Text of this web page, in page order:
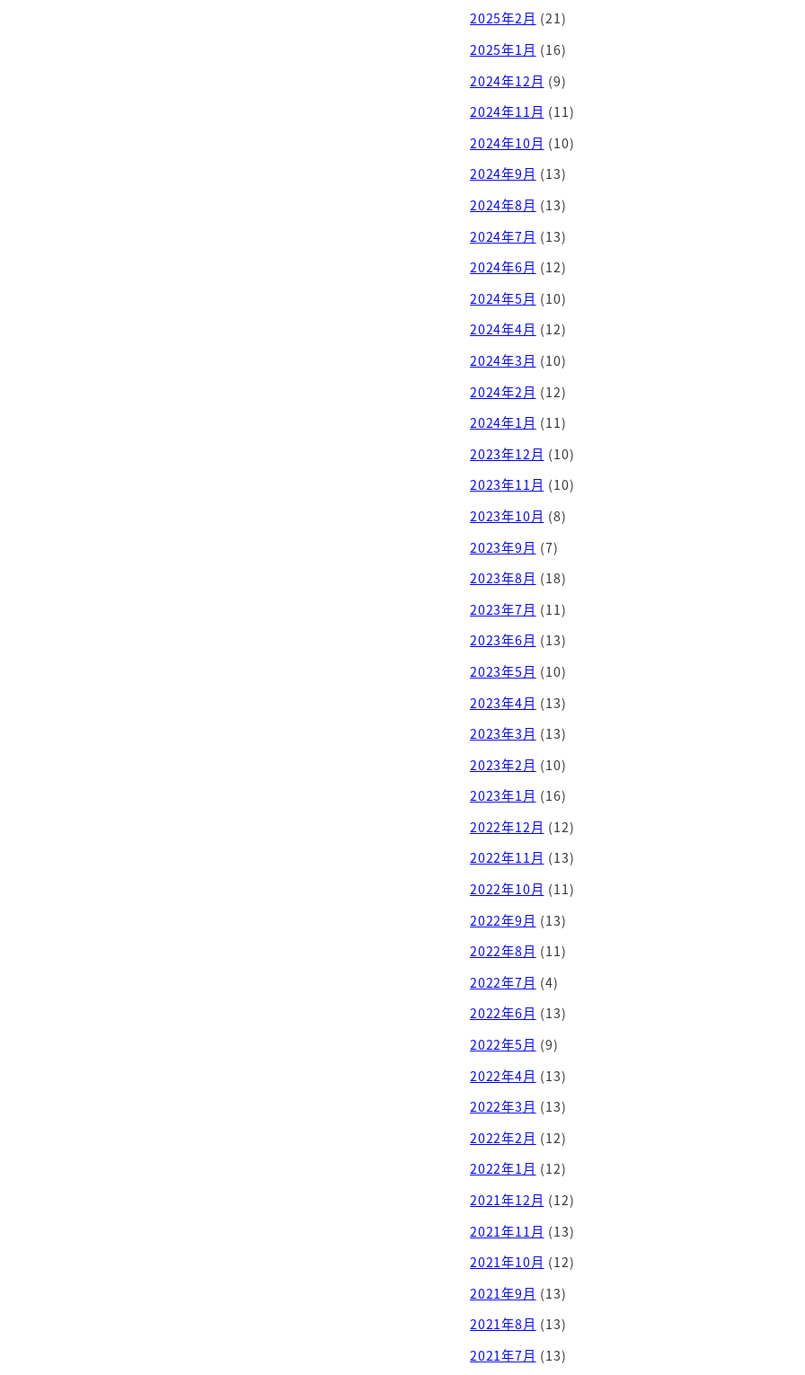
2025年2月 (21)
2025年1月 (16)
2024年12月 (9)
2024年11月 (11)
2024年10月 (10)
2024年9月 (13)
2024年8月 (13)
2024年7月 (13)
2024年6月 (12)
2024年5月 (10)
2024年4月 (12)
2024年3月 (10)
2024年2月 (12)
2024年1月 (11)
2023年12月 (10)
2023年11月 (10)
2023年10月 (8)
2023年9月 (7)
2023年8月 (18)
2023年7月 (11)
2023年6月 (13)
2023年5月 (10)
2023年4月 (13)
2023年3月 (13)
2023年2月 (10)
2023年1月 (16)
2022年12月 (12)
2022年11月 (13)
2022年10月 (11)
2022年9月 (13)
2022年8月 (11)
2022年7月 (4)
2022年6月 (13)
2022年5月 (9)
2022年4月 (13)
2022年3月 (13)
2022年2月 (12)
2022年1月 (12)
2021年12月 (12)
2021年11月 (13)
2021年10月 (12)
2021年9月 (13)
2021年8月 (13)
2021年7月 (13)